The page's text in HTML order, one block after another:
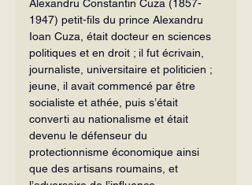
Alexandru Constantin Cuza (1857-
1947) petit-fils du prince Alexandru
Ioan Cuza, était docteur en sciences
politiques et en droit ; il fut écrivain,
journaliste, universitaire et politicien ;
jeune, il avait commencé par être
socialiste et athée, puis s’était
converti au nationalisme et était
devenu le défenseur du
protectionnisme économique ainsi
que des artisans roumains, et